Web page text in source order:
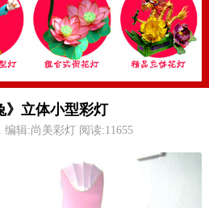
》立体小型彩灯
编辑:尚美彩灯 阅读:11655